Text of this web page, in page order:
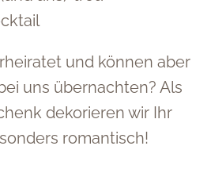
und können aber
uns übernachten? Als
dekorieren wir Ihr
romantisch!